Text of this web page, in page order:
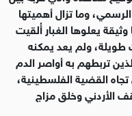
المستوى الرسمي، وما تزال أهميتها
يعلوها الغبار أُلقيت
ولم يعد يمكنه
تربطهم به أواصر الدم
القضية الفلسطينية،
الأردني وخلق مزاج